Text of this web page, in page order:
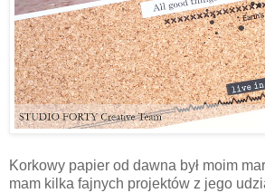
Korkowy papier od dawna był moim
mam kilka fajnych projektów z jego